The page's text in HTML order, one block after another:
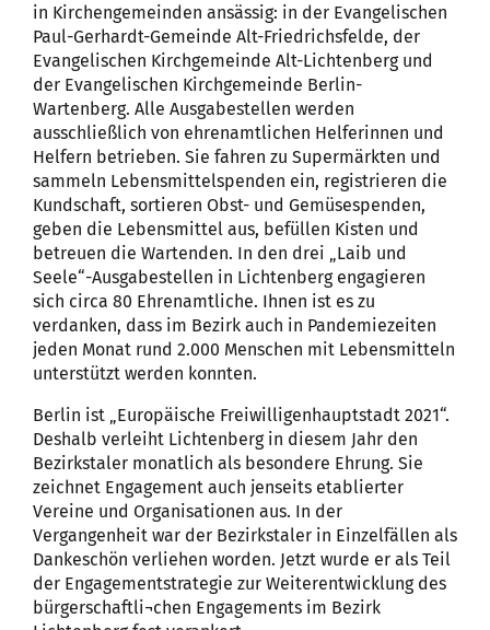
in Kirchengemeinden ansässig: in der Evangelischen
Paul-Gerhardt-Gemeinde Alt-Friedrichsfelde, der
Evangelischen Kirchgemeinde Alt-Lichtenberg und
der Evangelischen Kirchgemeinde Berlin-
Wartenberg. Alle Ausgabestellen werden
ausschließlich von ehrenamtlichen Helferinnen und
Helfern betrieben. Sie fahren zu Supermärkten und
sammeln Lebensmittelspenden ein, registrieren die
Kundschaft, sortieren Obst- und Gemüsespenden,
geben die Lebensmittel aus, befüllen Kisten und
betreuen die Wartenden. In den drei „Laib und
Seele“-Ausgabestellen in Lichtenberg engagieren
sich circa 80 Ehrenamtliche. Ihnen ist es zu
verdanken, dass im Bezirk auch in Pandemiezeiten
jeden Monat rund 2.000 Menschen mit Lebensmitteln
unterstützt werden konnten.
Berlin ist „Europäische Freiwilligenhauptstadt 2021“.
Deshalb verleiht Lichtenberg in diesem Jahr den
Bezirkstaler monatlich als besondere Ehrung. Sie
zeichnet Engagement auch jenseits etablierter
Vereine und Organisationen aus. In der
Vergangenheit war der Bezirkstaler in Einzelfällen als
Dankeschön verliehen worden. Jetzt wurde er als Teil
der Engagementstrategie zur Weiterentwicklung des
bürgerschaftli¬chen Engagements im Bezirk